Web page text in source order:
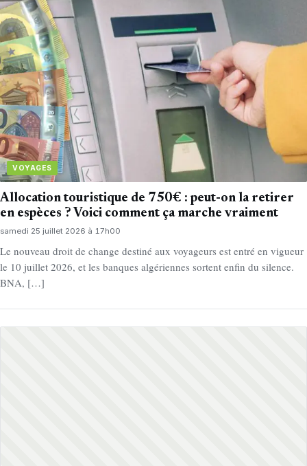
VOYAGES
Allocation touristique de 750€ : peut-on la retirer
en espèces ? Voici comment ça marche vraiment
samedi 25 juillet 2026 à 17h00
Le nouveau droit de change destiné aux voyageurs est entré en vigueur
le 10 juillet 2026, et les banques algériennes sortent enfin du silence.
BNA, […]